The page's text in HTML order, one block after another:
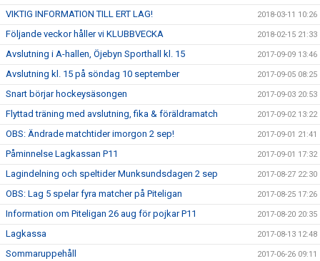
VIKTIG INFORMATION TILL ERT LAG! 2018-03-11 10:26
Följande veckor håller vi KLUBBVECKA 2018-02-15 21:33
Avslutning i A-hallen, Öjebyn Sporthall kl. 15 2017-09-09 13:46
Avslutning kl. 15 på söndag 10 september 2017-09-05 08:25
Snart börjar hockeysäsongen 2017-09-03 20:53
Flyttad träning med avslutning, fika & föräldramatch 2017-09-02 13:22
OBS: Ändrade matchtider imorgon 2 sep! 2017-09-01 21:41
Påminnelse Lagkassan P11 2017-09-01 17:32
Lagindelning och speltider Munksundsdagen 2 sep 2017-08-27 22:30
OBS: Lag 5 spelar fyra matcher på Piteligan 2017-08-25 17:26
Information om Piteligan 26 aug för pojkar P11 2017-08-20 20:35
Lagkassa 2017-08-13 12:48
Sommaruppehåll 2017-06-26 09:11